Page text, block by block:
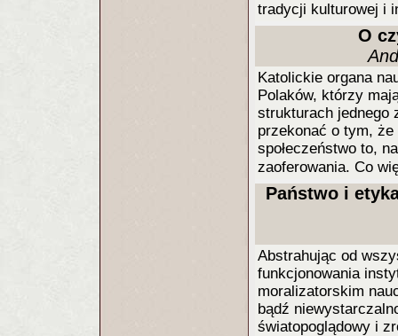
tradycji kulturowej i
O
Katolickie organa
Polaków, którzy
strukturach jednego
przekonać o tym,
społeczeństwo to,
zaoferowania. Co
Państwo i
Abstrahując od
funkcjonowania
moralizatorskim
bądź
światopoglądowy i